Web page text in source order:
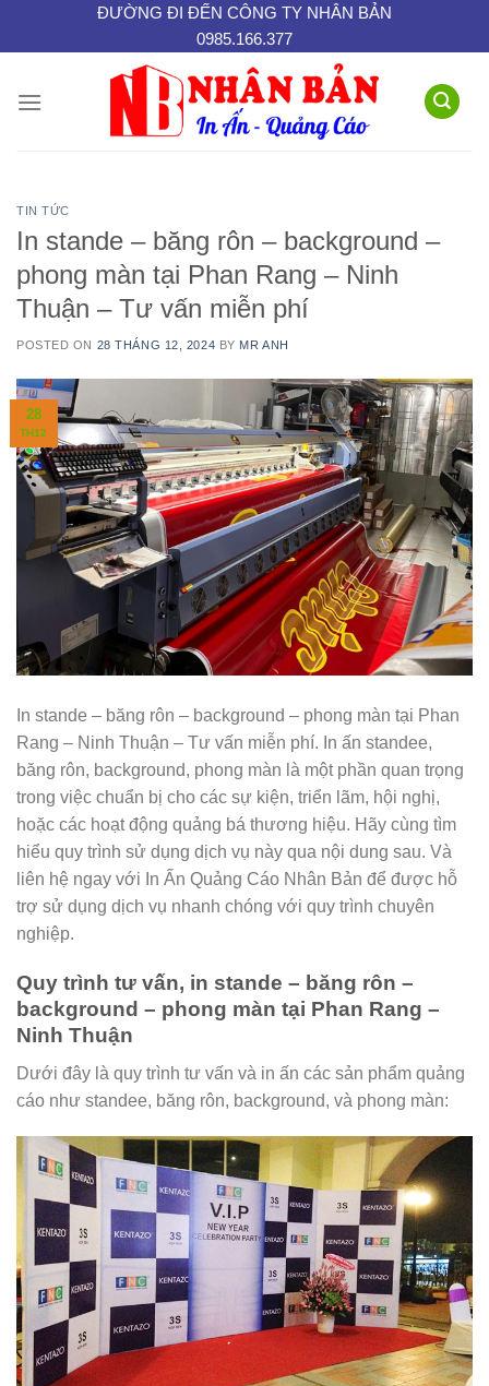
ĐƯỜNG ĐI ĐẾN CÔNG TY NHÂN BẢN
0985.166.377
TIN TỨC
In stande – băng rôn – background –
phong màn tại Phan Rang – Ninh
Thuận – Tư vấn miễn phí
POSTED ON 28 THÁNG 12, 2024 BY MR ANH
28
TH12
In stande – băng rôn – background – phong màn tại Phan
Rang – Ninh Thuận – Tư vấn miễn phí. In ấn standee,
băng rôn, background, phong màn là một phần quan trọng
trong việc chuẩn bị cho các sự kiện, triển lãm, hội nghị,
hoặc các hoạt động quảng bá thương hiệu. Hãy cùng tìm
hiểu quy trình sử dụng dịch vụ này qua nội dung sau. Và
liên hệ ngay với In Ấn Quảng Cáo Nhân Bản để được hỗ
trợ sử dụng dịch vụ nhanh chóng với quy trình chuyên
nghiệp.
Quy trình tư vấn, in stande – băng rôn –
background – phong màn tại Phan Rang –
Ninh Thuận
Dưới đây là quy trình tư vấn và in ấn các sản phẩm quảng
cáo như standee, băng rôn, background, và phong màn: